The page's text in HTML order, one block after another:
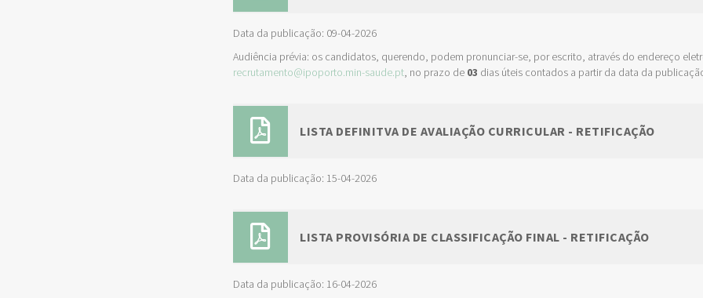
Data da publicação: 09-04-2026
Audiência prévia: os candidatos, querendo, podem pronunciar-se, por escrito, através do endereço
recrutamento@ipoporto.min-saude.pt, no prazo de 03 dias úteis contados a partir da data da
LISTA DEFINITVA DE AVALIAÇÃO CURRICULAR - RETIFICAÇÃO
Data da publicação: 15-04-2026
LISTA PROVISÓRIA DE CLASSIFICAÇÃO FINAL - RETIFICAÇÃO
Data da publicação: 16-04-2026